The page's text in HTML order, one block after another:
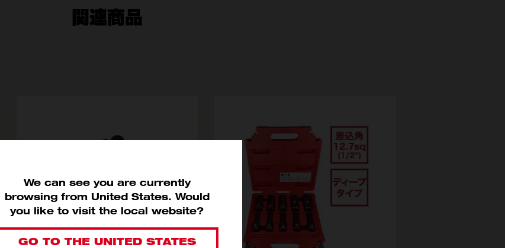
We can see you are currently
browsing from United States. Would
you like to visit the local website?
GO TO THE UNITED STATES
関連商品